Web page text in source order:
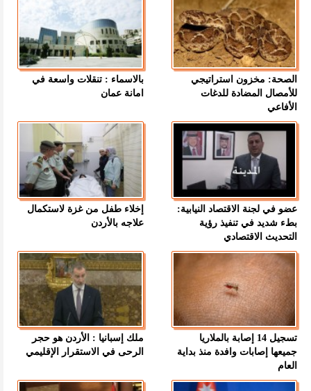
الصحة: مخزون استراتيجي
للأمصال المضادة للدغات
الأفاعي
بالاسماء : تنقلات واسعة في
امانة عمان
عضو في لجنة الاقتصاد النيابية:
بطء شديد في تنفيذ رؤية
التحديث الاقتصادي
إخلاء طفل من غزة لاستكمال
علاجه بالأردن
تسجيل 14 إصابة بالملاريا
جميعها إصابات وافدة منذ بداية
العام
ملك إسبانيا : الأردن هو حجر
الرحى في الاستقرار الإقليمي